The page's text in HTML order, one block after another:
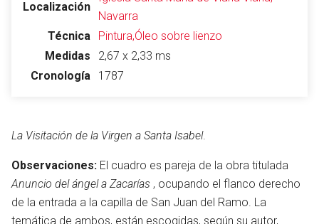
Localización
Navarra
Técnica
Pintura,Óleo sobre lienzo
Medidas
2,67 x 2,33 ms
Cronología
1787
La Visitación de la Virgen a Santa Isabel.
Observaciones: El cuadro es pareja de la obra titulada
Anuncio del ángel a Zacarías , ocupando el flanco derecho
de la entrada a la capilla de San Juan del Ramo. La
temática de ambos, están escogidas, según su autor,